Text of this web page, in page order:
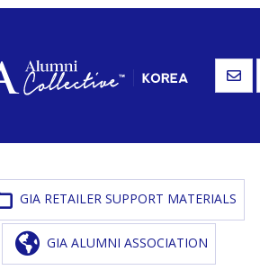
GIA RETAILER SUPPORT MATERIALS
GIA ALUMNI ASSOCIATION